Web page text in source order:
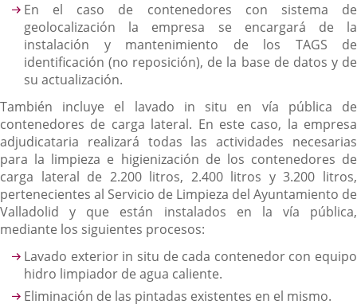
En el caso de contenedores con sistema de
geolocalización la empresa se encargará de la
instalación y mantenimiento de los TAGS de
identificación (no reposición), de la base de datos y de
su actualización.
También incluye el lavado in situ en vía pública de
contenedores de carga lateral. En este caso, la empresa
adjudicataria realizará todas las actividades necesarias
para la limpieza e higienización de los contenedores de
carga lateral de 2.200 litros, 2.400 litros y 3.200 litros,
pertenecientes al Servicio de Limpieza del Ayuntamiento de
Valladolid y que están instalados en la vía pública,
mediante los siguientes procesos:
Lavado exterior in situ de cada contenedor con equipo
hidro limpiador de agua caliente.
Eliminación de las pintadas existentes en el mismo.